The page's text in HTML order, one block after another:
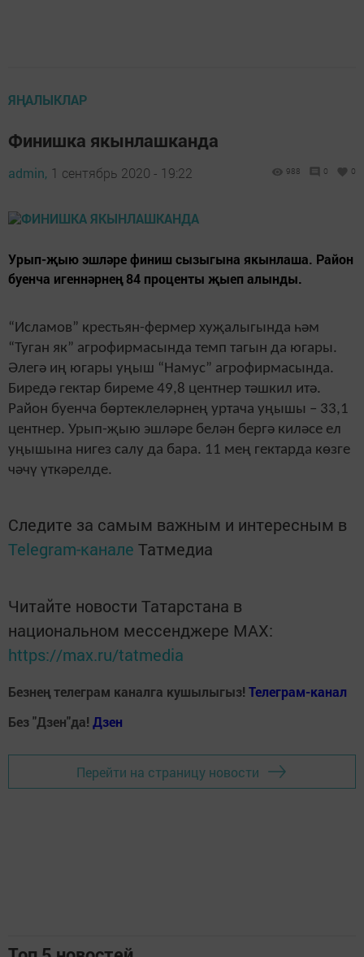
ЯҢАЛЫКЛАР
Финишка якынлашканда
admin, 1 сентябрь 2020 - 19:22 988 0 0
Урып-җыю эшләре финиш сызыгына якынлаша. Район
буенча игеннәрнең 84 проценты җыеп алынды.
“Исламов” крестьян-фермер хуҗалыгында һәм
“Туган як” агрофирмасында темп тагын да югары.
Әлегә иң югары уңыш “Намус” агрофирмасында.
Биредә гектар биреме 49,8 центнер тәшкил итә.
Район буенча бөртеклеләрнең уртача уңышы – 33,1
центнер. Урып-җыю эшләре белән бергә киләсе ел
уңышына нигез салу да бара. 11 мең гектарда көзге
чәчү үткәрелде.
Следите за самым важным и интересным в
Telegram-канале Татмедиа
Читайте новости Татарстана в
национальном мессенджере MАХ:
https://max.ru/tatmedia
Безнең телеграм каналга кушылыгыз! Телеграм-канал
Без "Дзен"да! Дзен
Перейти на страницу новости